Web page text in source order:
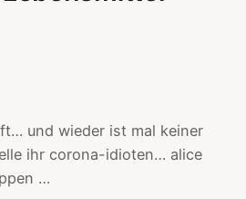
und wieder ist mal keiner
ihr corona-idioten… alice
…